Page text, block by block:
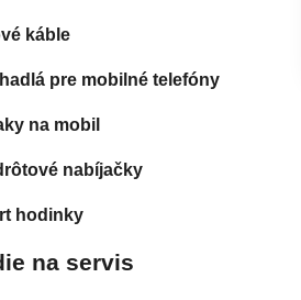
káble
pre mobilné telefóny
na mobil
nabíjačky
hodinky
na servis